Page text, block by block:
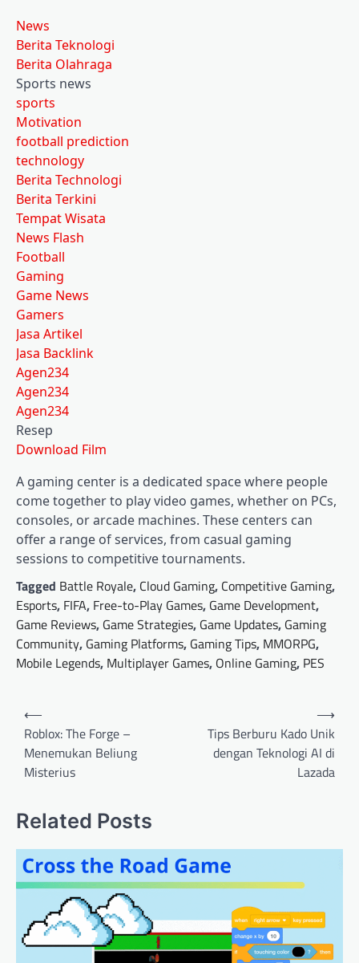
News
Berita Teknologi
Berita Olahraga
Sports news
sports
Motivation
football prediction
technology
Berita Technologi
Berita Terkini
Tempat Wisata
News Flash
Football
Gaming
Game News
Gamers
Jasa Artikel
Jasa Backlink
Agen234
Agen234
Agen234
Resep
Download Film
A gaming center is a dedicated space where people
come together to play video games, whether on PCs,
consoles, or arcade machines. These centers can
offer a range of services, from casual gaming
sessions to competitive tournaments.
Tagged Battle Royale, Cloud Gaming, Competitive Gaming,
Esports, FIFA, Free-to-Play Games, Game Development,
Game Reviews, Game Strategies, Game Updates, Gaming
Community, Gaming Platforms, Gaming Tips, MMORPG,
Mobile Legends, Multiplayer Games, Online Gaming, PES
Post
navigation
⟵
Roblox: The Forge –
Menemukan Beliung
Misterius
Tips Berburu Kado Unik
dengan Teknologi AI di
Lazada
⟶
Related Posts